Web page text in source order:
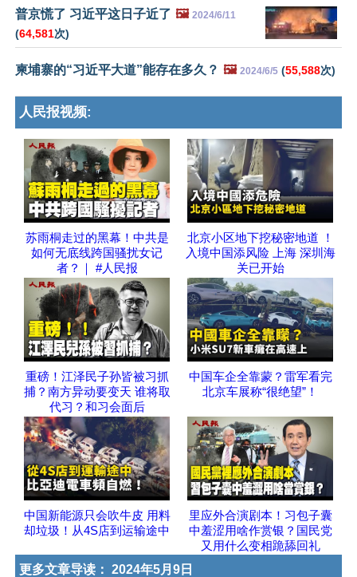
普京慌了 习近平这日子近了 🖼️ 2024/6/11
(64,581次)
柬埔寨的“习近平大道”能存在多久？ 🖼️ 2024/6/5 (55,588次)
人民报视频:
苏雨桐走过的黑幕！中共是
如何无底线跨国骚扰女记
者？｜ #人民报
北京小区地下挖秘密地道 ！
入境中国添风险 上海 深圳海
关已开始
重磅！江泽民子孙皆被习抓
捕？南方异动要变天 谁将取
代习？和习会面后
中国车企全靠蒙？雷军看完
北京车展称“很绝望”！
中国新能源只会吹牛皮 用料
却垃圾！从4S店到运输途中
里应外合演剧本！习包子囊
中羞涩用啥作赏银？国民党
又用什么变相跪舔回礼
更多文章导读： 2024年5月9日